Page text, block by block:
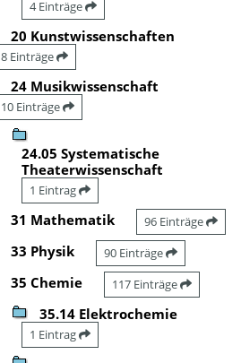
4 Einträge
20 Kunstwissenschaften
8 Einträge
24 Musikwissenschaft
10 Einträge
24.05 Systematische
Theaterwissenschaft
1 Eintrag
31 Mathematik 96 Einträge
33 Physik 90 Einträge
35 Chemie 117 Einträge
35.14 Elektrochemie
1 Eintrag